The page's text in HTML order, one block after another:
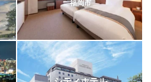
福岡市